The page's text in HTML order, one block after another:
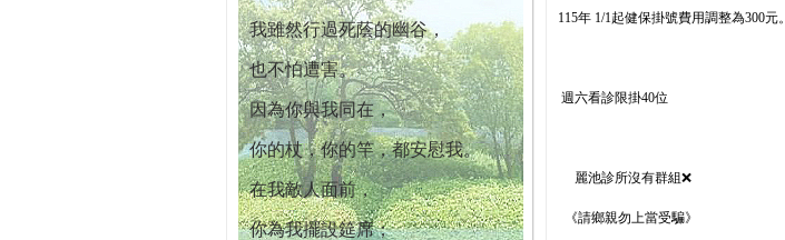
我雖然行過死蔭的幽谷，
也不怕遭害。
因為你與我同在，
你的杖，你的竿，都安慰我。
在我敵人面前，
你為我擺設筵席；
115年 1/1起健保掛號費用調整為300元。
週六看診限掛40位
麗池診所沒有群組❌
《請鄉親勿上當受騙》